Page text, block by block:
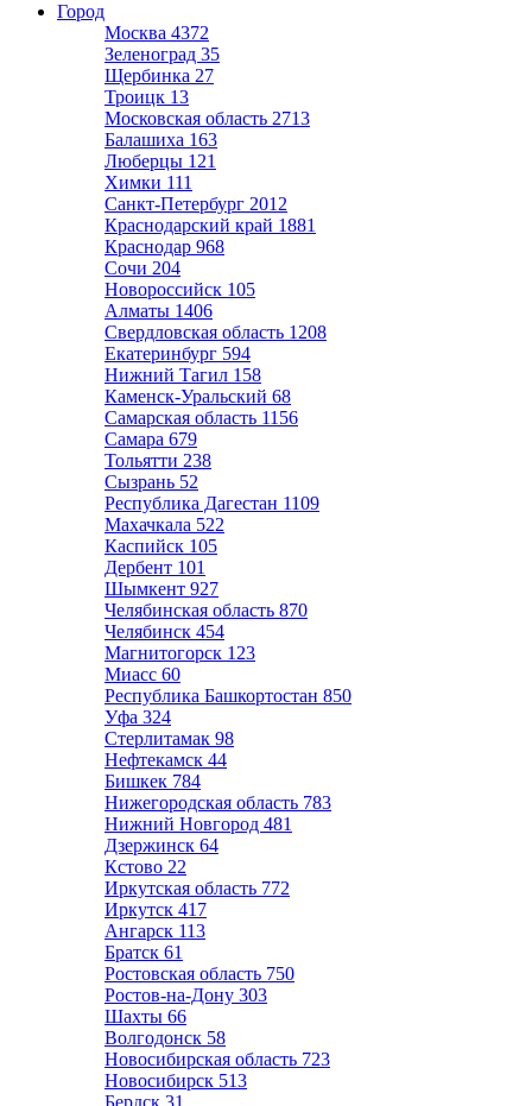
Город
Москва 4372
Зеленоград 35
Щербинка 27
Троицк 13
Московская область 2713
Балашиха 163
Люберцы 121
Химки 111
Санкт-Петербург 2012
Краснодарский край 1881
Краснодар 968
Сочи 204
Новороссийск 105
Алматы 1406
Свердловская область 1208
Екатеринбург 594
Нижний Тагил 158
Каменск-Уральский 68
Самарская область 1156
Самара 679
Тольятти 238
Сызрань 52
Республика Дагестан 1109
Махачкала 522
Каспийск 105
Дербент 101
Шымкент 927
Челябинская область 870
Челябинск 454
Магнитогорск 123
Миасс 60
Республика Башкортостан 850
Уфа 324
Стерлитамак 98
Нефтекамск 44
Бишкек 784
Нижегородская область 783
Нижний Новгород 481
Дзержинск 64
Кстово 22
Иркутская область 772
Иркутск 417
Ангарск 113
Братск 61
Ростовская область 750
Ростов-на-Дону 303
Шахты 66
Волгодонск 58
Новосибирская область 723
Новосибирск 513
Бердск 31